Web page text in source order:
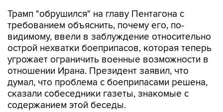
Трамп "обрушился" на главу Пентагона с
требованием объяснить, почему его, по-
видимому, ввели в заблуждение относительно
острой нехватки боеприпасов, которая теперь
угрожает ограничить военные возможности в
отношении Ирана. Президент заявил, что
думал, что проблема с боеприпасами решена,
сказали собеседники газеты, знакомые с
содержанием этой беседы.